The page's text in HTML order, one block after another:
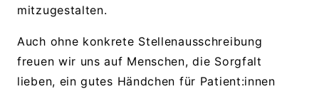
mitzugestalten.
Auch ohne konkrete Stellenausschreibung
freuen wir uns auf Menschen, die Sorgfalt
lieben, ein gutes Händchen für Patient:innen